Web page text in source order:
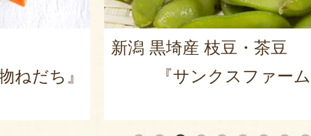
ねだち』
新潟 黒埼産 枝豆・茶豆
『サンクスファー